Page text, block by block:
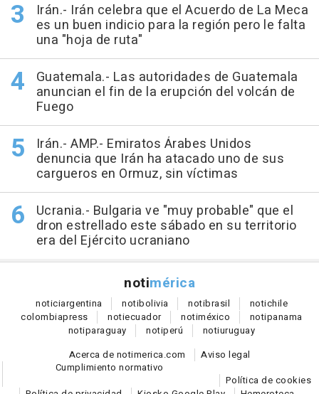
Irán.- Irán celebra que el Acuerdo de La Meca
es un buen indicio para la región pero le falta
una "hoja de ruta"
Guatemala.- Las autoridades de Guatemala
anuncian el fin de la erupción del volcán de
Fuego
Irán.- AMP.- Emiratos Árabes Unidos
denuncia que Irán ha atacado uno de sus
cargueros en Ormuz, sin víctimas
Ucrania.- Bulgaria ve "muy probable" que el
dron estrellado este sábado en su territorio
era del Ejército ucraniano
notimérica
noticiargentina notibolivia notibrasil notichile
colombiapress notiecuador notiméxico notipanama
notiparaguay notiperú notiuruguay
Acerca de notimerica.com
Aviso legal
Cumplimiento normativo
Política de cookies